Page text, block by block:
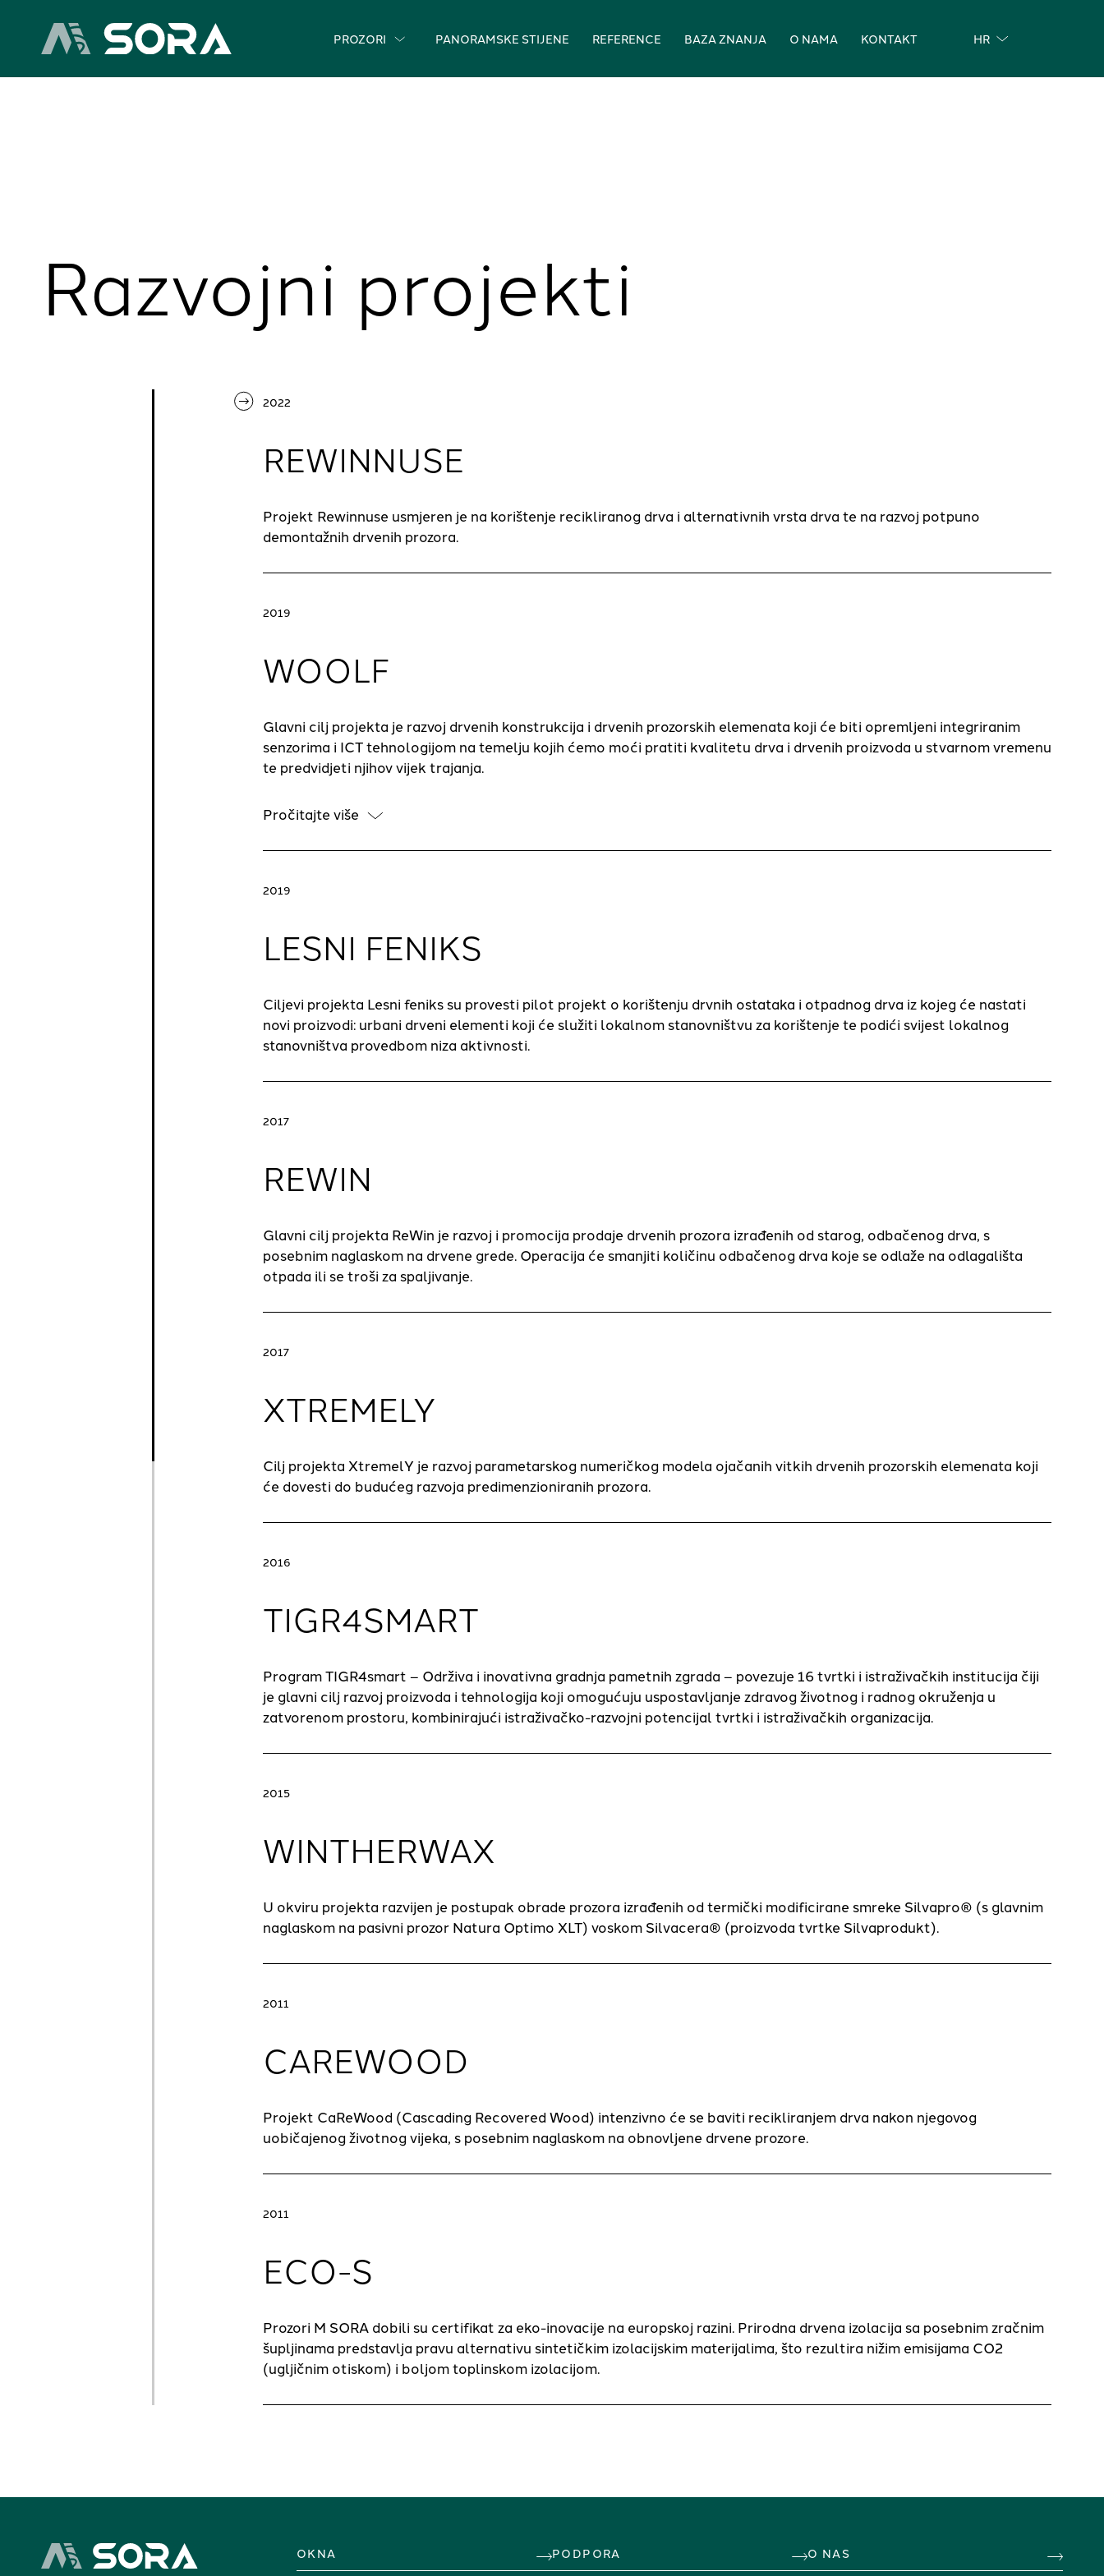
PROZORI PANORAMSKE STIJENE REFERENCE BAZA ZNANJA O NAMA KONTAKT HR
Razvojni projekti
2022
REWINNUSE
Projekt Rewinnuse usmjeren je na korištenje recikliranog drva i alternativnih vrsta drva te na razvoj potpuno
demontažnih drvenih prozora.
2019
WOOLF
Glavni cilj projekta je razvoj drvenih konstrukcija i drvenih prozorskih elemenata koji će biti opremljeni integriranim
senzorima i ICT tehnologijom na temelju kojih ćemo moći pratiti kvalitetu drva i drvenih proizvoda u stvarnom vremenu
te predvidjeti njihov vijek trajanja.
Pročitajte više
2019
LESNI FENIKS
Ciljevi projekta Lesni feniks su provesti pilot projekt o korištenju drvnih ostataka i otpadnog drva iz kojeg će nastati
novi proizvodi: urbani drveni elementi koji će služiti lokalnom stanovništvu za korištenje te podići svijest lokalnog
stanovništva provedbom niza aktivnosti.
2017
REWIN
Glavni cilj projekta ReWin je razvoj i promocija prodaje drvenih prozora izrađenih od starog, odbačenog drva, s
posebnim naglaskom na drvene grede. Operacija će smanjiti količinu odbačenog drva koje se odlaže na odlagališta
otpada ili se troši za spaljivanje.
2017
XTREMELY
Cilj projekta XtremelY je razvoj parametarskog numeričkog modela ojačanih vitkih drvenih prozorskih elemenata koji
će dovesti do budućeg razvoja predimenzioniranih prozora.
2016
TIGR4SMART
Program TIGR4smart – Održiva i inovativna gradnja pametnih zgrada – povezuje 16 tvrtki i istraživačkih institucija čiji
je glavni cilj razvoj proizvoda i tehnologija koji omogućuju uspostavljanje zdravog životnog i radnog okruženja u
zatvorenom prostoru, kombinirajući istraživačko-razvojni potencijal tvrtki i istraživačkih organizacija.
2015
WINTHERWAX
U okviru projekta razvijen je postupak obrade prozora izrađenih od termički modificirane smreke Silvapro® (s glavnim
naglaskom na pasivni prozor Natura Optimo XLT) voskom Silvacera® (proizvoda tvrtke Silvaprodukt).
2011
CAREWOOD
Projekt CaReWood (Cascading Recovered Wood) intenzivno će se baviti recikliranjem drva nakon njegovog
uobičajenog životnog vijeka, s posebnim naglaskom na obnovljene drvene prozore.
2011
ECO-S
Prozori M SORA dobili su certifikat za eko-inovacije na europskoj razini. Prirodna drvena izolacija sa posebnim zračnim
šupljinama predstavlja pravu alternativu sintetičkim izolacijskim materijalima, što rezultira nižim emisijama CO2
(ugljičnim otiskom) i boljom toplinskom izolacijom.
OKNA PODPORA O NAS